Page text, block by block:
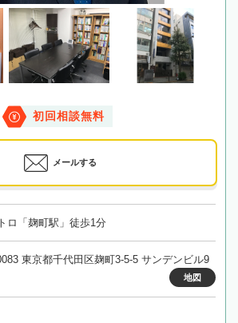
初回相談無料
メールする
ロ「麹町駅」徒歩1分
東京都千代田区麹町3-5-5 サンデンビル9
地図